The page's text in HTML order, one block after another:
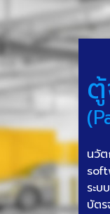
นวัต
ระ
บัต